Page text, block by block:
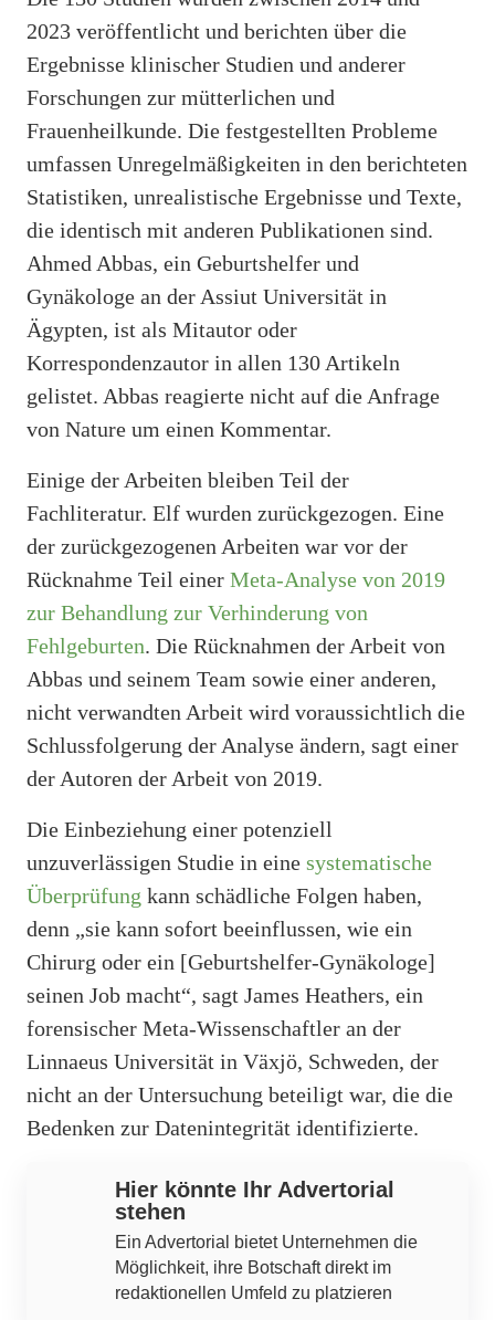
2023 veröffentlicht und berichten über die
Ergebnisse klinischer Studien und anderer
Forschungen zur mütterlichen und
Frauenheilkunde. Die festgestellten Probleme
umfassen Unregelmäßigkeiten in den berichteten
Statistiken, unrealistische Ergebnisse und Texte,
die identisch mit anderen Publikationen sind.
Ahmed Abbas, ein Geburtshelfer und
Gynäkologe an der Assiut Universität in
Ägypten, ist als Mitautor oder
Korrespondenzautor in allen 130 Artikeln
gelistet. Abbas reagierte nicht auf die Anfrage
von Nature um einen Kommentar.
Einige der Arbeiten bleiben Teil der
Fachliteratur. Elf wurden zurückgezogen. Eine
der zurückgezogenen Arbeiten war vor der
Rücknahme Teil einer Meta-Analyse von 2019
zur Behandlung zur Verhinderung von
Fehlgeburten. Die Rücknahmen der Arbeit von
Abbas und seinem Team sowie einer anderen,
nicht verwandten Arbeit wird voraussichtlich die
Schlussfolgerung der Analyse ändern, sagt einer
der Autoren der Arbeit von 2019.
Die Einbeziehung einer potenziell
unzuverlässigen Studie in eine systematische
Überprüfung kann schädliche Folgen haben,
denn „sie kann sofort beeinflussen, wie ein
Chirurg oder ein [Geburtshelfer-Gynäkologe]
seinen Job macht“, sagt James Heathers, ein
forensischer Meta-Wissenschaftler an der
Linnaeus Universität in Växjö, Schweden, der
nicht an der Untersuchung beteiligt war, die die
Bedenken zur Datenintegrität identifizierte.
Hier könnte Ihr Advertorial
stehen
Ein Advertorial bietet Unternehmen die
Möglichkeit, ihre Botschaft direkt im
redaktionellen Umfeld zu platzieren